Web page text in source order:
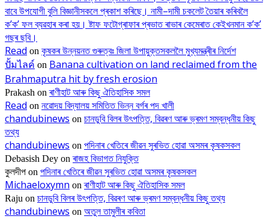
বাবে উপযোগী বুলি বিজ্ঞানীসকলে প্ৰকাশ কৰিছে। নামী–দামী চকলেট তৈয়াৰ কৰিবলৈ
ক’ক’ ফল ব্যৱহাৰ কৰা হয়। ষ্টাফ ফটোগ্ৰাফাৰ প্ৰভাত ৰাভাৰ কেমেৰাত কেইখনমান ক’ক’
গছৰ ছবি।
Read on কৃষকৰ উন্নয়নত গুৰুত্বঃ জিলা উপায়ুক্তসকললৈ মুখ্যমন্ত্ৰীৰ নিৰ্দেশ
ปั้มไลค์ on Banana cultivation on land reclaimed from the
Brahmaputra hit by fresh erosion
Prakash onৰাণীহাট আৰু কিছু ঐতিহাসিক সমল
Read on নৱোদয় বিদ্যালয় সমিতিত ভিন্ন বৰ্গৰ পদ খালী
chandubinews on চানডুবি বিলৰ উৎপত্তি, বিৱৰণ আৰু ভ্ৰমণ সম্বন্ধনীয় কিছু
তথ্য
chandubinews on পদিনাৰ খেতিৰে জীৱন সুৰভিত হোৱা অসমৰ কৃষকসকল
Debasish Dey onৰাজহ বিভাগত নিযুক্তি
কুলদীপ on পদিনাৰ খেতিৰে জীৱন সুৰভিত হোৱা অসমৰ কৃষকসকল
Michaeloxymn onৰাণীহাট আৰু কিছু ঐতিহাসিক সমল
Raju on চানডুবি বিলৰ উৎপত্তি, বিৱৰণ আৰু ভ্ৰমণ সম্বন্ধনীয় কিছু তথ্য
chandubinews on অতুল তামুলীৰ কবিতা